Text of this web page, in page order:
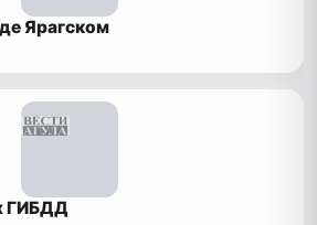
Ярагском
ГИБДД